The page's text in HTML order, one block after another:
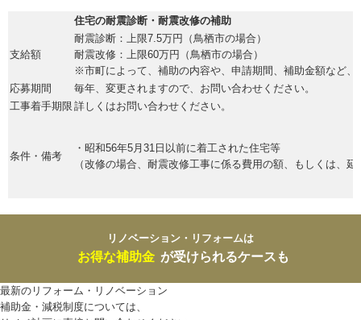
住宅の耐震診断・耐震改修の補助
支給額
耐震診断：上限7.5万円（鳥栖市の場合）
耐震改修：上限60万円（鳥栖市の場合）
※市町によって、補助の内容や、申請期間、補助金額など、
応募期間
毎年、変更されますので、お問い合わせください。
工事着手期限 詳しくはお問い合わせください。
条件・備考
・昭和56年5月31日以前に着工された住宅等
（改修の場合、耐震改修工事に係る費用の額、もしくは、
リノベーション・リフォームは
お得な補助金 が受けられるケースも
最新のリフォーム・リノベーション
補助金・減税制度については、